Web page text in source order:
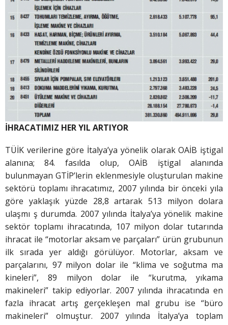
İHRACATIMIZ HER YIL ARTIYOR
TÜİK verilerine göre İtalya’ya yönelik olarak OAİB iştigal
alanına; 84. fasılda olup, OAİB iştigal alanında
bulunmayan GTİP’lerin eklenmesiyle oluşturulan makine
sektörü toplamı ihracatımız, 2007 yılında bir önceki yıla
göre yaklaşık yüzde 28,8 artarak 513 milyon dolara
ulaşmı ş durumda. 2007 yılında İtalya’ya yönelik makine
sektör toplamı ihracatında, 107 milyon dolar tutarında
ihracat ile “motorlar aksam ve parçaları” ürün grubunun
ilk sırada yer aldığı görülüyor. Motorlar, aksam ve
parçalarını, 97 milyon dolar ile “klima ve soğutma ma
kineleri”, 89 milyon dolar ile “kurutma, yıkama
makineleri” takip ediyorlar. 2007 yılında ihracatında en
fazla ihracat artış gerçekleşen mal grubu ise “büro
makineleri” olmuştur. 2007 yılında İtalya’ya toplam